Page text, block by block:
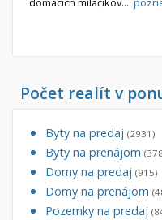
Počet realít v
Byty na predaj (2931)
Byty na prenájom
Domy na predaj (915)
Domy na prenájom
Pozemky na predaj